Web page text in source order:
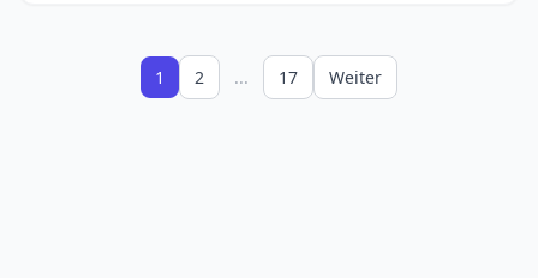
1 2 ... 17 Weiter